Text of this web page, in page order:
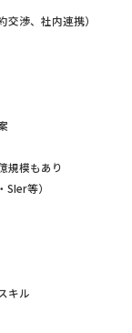
渉、社内連携）
規模もあり
等）
キル